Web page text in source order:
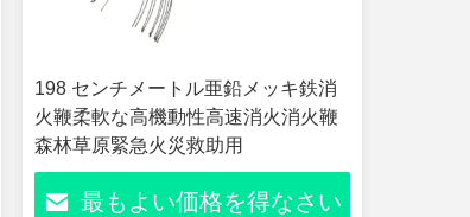
198 センチメートル亜鉛メッキ鉄消
火鞭柔軟な高機動性高速消火消火鞭
森林草原緊急火災救助用
最もよい価格を得なさい